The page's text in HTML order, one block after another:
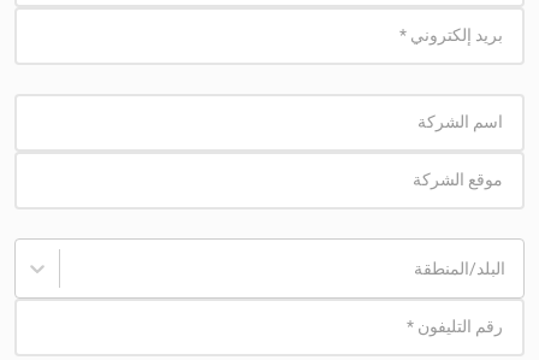
بريد إلكتروني *
اسم الشركة
موقع الشركة
البلد/المنطقة
رقم التليفون *